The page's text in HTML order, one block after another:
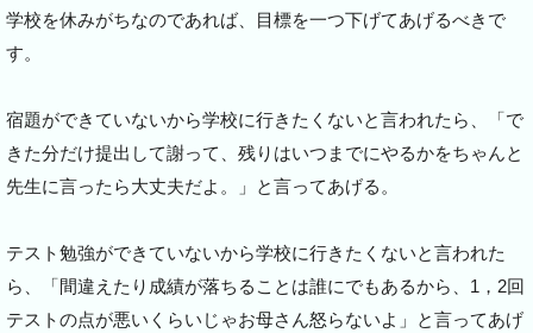
学校を休みがちなのであれば、目標を一つ下げてあげるべきで
す。
宿題ができていないから学校に行きたくないと言われたら、「で
きた分だけ提出して謝って、残りはいつまでにやるかをちゃんと
先生に言ったら大丈夫だよ。」と言ってあげる。
テスト勉強ができていないから学校に行きたくないと言われた
ら、「間違えたり成績が落ちることは誰にでもあるから、1，2回
テストの点が悪いくらいじゃお母さん怒らないよ」と言ってあげ